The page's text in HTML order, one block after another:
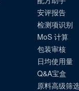
安评报告
检测项识别
MoS 计算
包装审核
日均使用量
Q&A宝盒
原料高级筛